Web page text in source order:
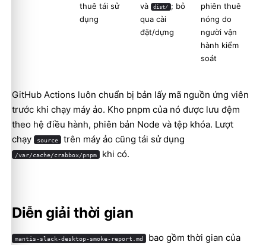
thuê tái sử
dụng
và dist/ ; bỏ
qua cài
đặt/dựng
phiên thuê
nóng do
người vận
hành kiểm
soát
GitHub Actions luôn chuẩn bị bản lấy mã nguồn ứng viên
trước khi chạy máy ảo. Kho pnpm của nó được lưu đệm
theo hệ điều hành, phiên bản Node và tệp khóa. Lượt
chạy
source trên máy ảo cũng tái sử dụng
/var/cache/crabbox/pnpm khi có.
Diễn giải thời gian
mantis-slack-desktop-smoke-report.md bao gồm thời gian của